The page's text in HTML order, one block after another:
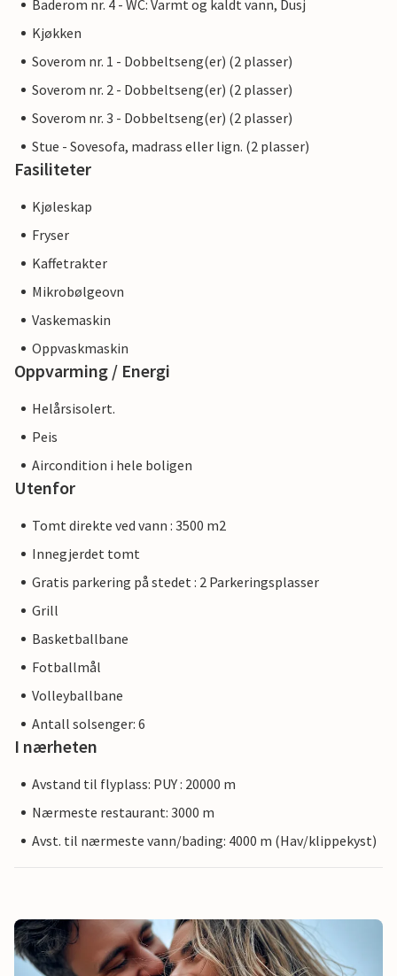
Baderom nr. 4 - WC: Varmt og kaldt vann, Dusj
Kjøkken
Soverom nr. 1 - Dobbeltseng(er) (2 plasser)
Soverom nr. 2 - Dobbeltseng(er) (2 plasser)
Soverom nr. 3 - Dobbeltseng(er) (2 plasser)
Stue - Sovesofa, madrass eller lign. (2 plasser)
Fasiliteter
Kjøleskap
Fryser
Kaffetrakter
Mikrobølgeovn
Vaskemaskin
Oppvaskmaskin
Oppvarming / Energi
Helårsisolert.
Peis
Aircondition i hele boligen
Utenfor
Tomt direkte ved vann : 3500 m2
Innegjerdet tomt
Gratis parkering på stedet : 2 Parkeringsplasser
Grill
Basketballbane
Fotballmål
Volleyballbane
Antall solsenger: 6
I nærheten
Avstand til flyplass: PUY : 20000 m
Nærmeste restaurant: 3000 m
Avst. til nærmeste vann/bading: 4000 m (Hav/klippekyst)